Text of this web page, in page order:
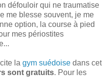
défouloir qui ne traumatise
me blesse souvent, je me
option, la course à pied
mes périostites
la gym suédoise dans cet
sont gratuits. Pour les